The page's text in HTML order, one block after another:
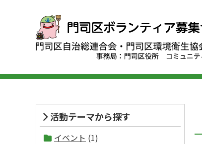
活動テーマから探す
イベント (1)